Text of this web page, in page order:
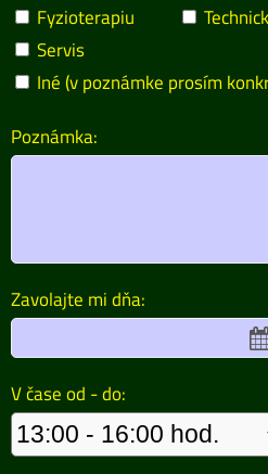
Fyzioterapiu
Servis
Iné (v poznámke prosím
Poznámka:
Zavolajte mi dňa:
V čase od - do: